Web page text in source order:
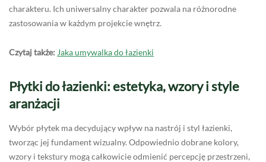
charakteru. Ich uniwersalny charakter pozwala na różnorodne
zastosowania w każdym projekcie wnętrz.
Czytaj także: Jaka umywalka do łazienki
Płytki do łazienki: estetyka, wzory i style
aranżacji
Wybór płytek ma decydujący wpływ na nastrój i styl łazienki,
tworząc jej fundament wizualny. Odpowiednio dobrane kolory,
wzory i tekstury mogą całkowicie odmienić percepcję przestrzeni,